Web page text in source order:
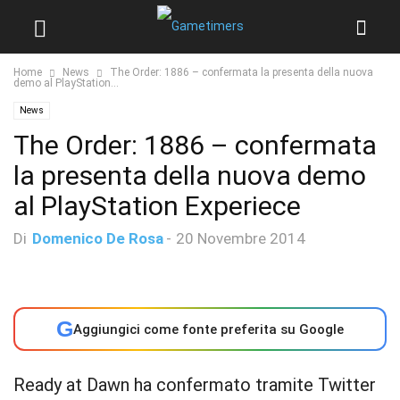
Home News
The Order: 1886 – confermata la presenta della nuova
demo al PlayStation...
News
The Order: 1886 – confermata
la presenta della nuova demo
al PlayStation Experiece
Di Domenico De Rosa - 20 Novembre 2014
GAggiungici come fonte preferita su Google
Ready at Dawn ha confermato tramite Twitter